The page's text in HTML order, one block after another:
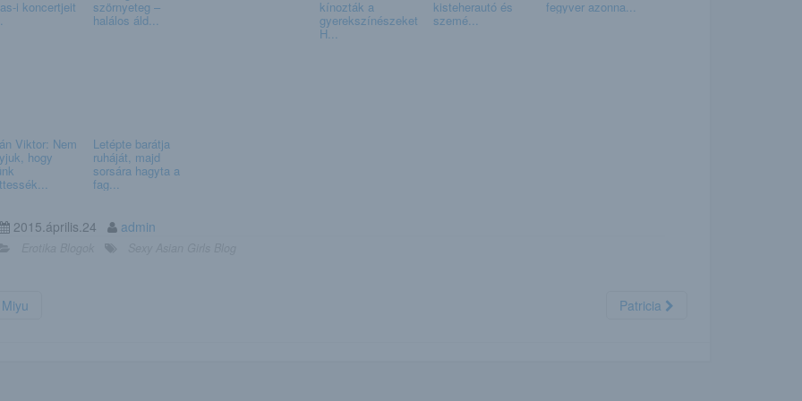
i koncertjeit szörnyeteg –
halálos áld...
kínozták a
gyerekszínészeket
H...
kisteherautó és
szemé...
fegyver azonna...
Viktor: Nem
hogy
Letépte barátja
ruháját, majd
sorsára hagyta a
fag...
2015.április.24 admin
Miyu Patricia